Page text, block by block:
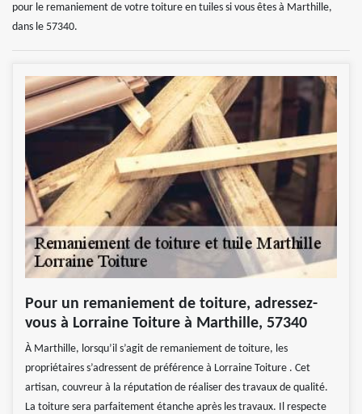
pour le remaniement de votre toiture en tuiles si vous êtes à Marthille,
dans le 57340.
Pour un remaniement de toiture, adressez-
vous à Lorraine Toiture à Marthille, 57340
À Marthille, lorsqu’il s’agit de remaniement de toiture, les
propriétaires s’adressent de préférence à Lorraine Toiture . Cet
artisan, couvreur à la réputation de réaliser des travaux de qualité.
La toiture sera parfaitement étanche après les travaux. Il respecte